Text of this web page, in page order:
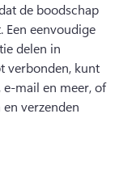
de boodschap
Een eenvoudige
delen in
verbonden, kunt
e-mail en meer, of
verzenden